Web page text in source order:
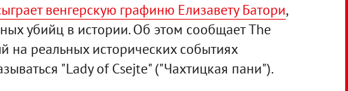
венгерскую графиню Елизавету Батори,
убийц в истории. Об этом сообщает The
реальных исторических событиях
"Lady of Csejte" ("Чахтицкая пани").